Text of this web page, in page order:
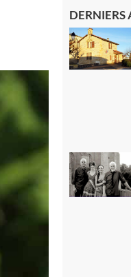
DERNIERS